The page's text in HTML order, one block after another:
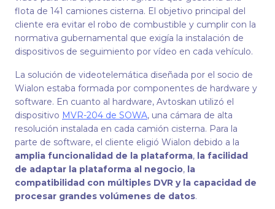
flota de 141 camiones cisterna. El objetivo principal del
cliente era evitar el robo de combustible y cumplir con la
normativa gubernamental que exigía la instalación de
dispositivos de seguimiento por vídeo en cada vehículo.
La solución de videotelemática diseñada por el socio de
Wialon estaba formada por componentes de hardware y
software. En cuanto al hardware, Avtoskan utilizó el
dispositivo MVR-204 de SOWA, una cámara de alta
resolución instalada en cada camión cisterna. Para la
parte de software, el cliente eligió Wialon debido a la
amplia funcionalidad de la plataforma, la facilidad
de adaptar la plataforma al negocio, la
compatibilidad con múltiples DVR y la capacidad de
procesar grandes volúmenes de datos.